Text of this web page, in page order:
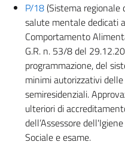
P/18(Sistema
salute mentale dedicati
Comportamento
G.R. n. 53/8 del
programmazione, del
minimi autorizzativi
semiresidenziali.
ulteriori di
dell’Assessore
Sociale e esame.